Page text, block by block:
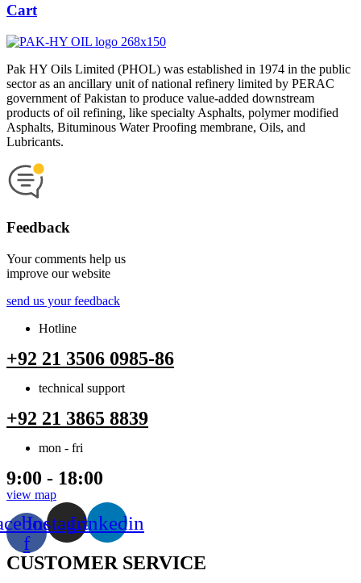
Cart
Pak HY Oils Limited (PHOL) was established in 1974 in the public
sector as an ancillary unit of national refinery limited by PERAC
government of Pakistan to produce value-added downstream
products of oil refining, like specialty Asphalts, polymer modified
Asphalts, Bituminous Water Proofing membrane, Oils, and
Lubricants.
Feedback
Your comments help us
improve our website
send us your feedback
Hotline
+92 21 3506 0985-86
technical support
+92 21 3865 8839
mon - fri
9:00 - 18:00
view map
f
InstagramLinkedin
CUSTOMER SERVICE